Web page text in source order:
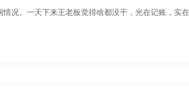
况。一天下来王老板觉得啥都没干，光在记账，实在